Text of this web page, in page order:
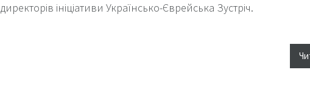
директорів ініціативи Українсько-Єврейська Зустріч.
спадщини і містопланування у соціалістичних містах. Готує до
інтеграцію міського простору Львова у радянський